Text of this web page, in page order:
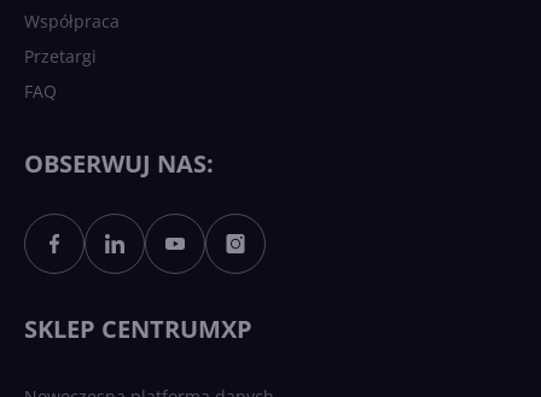
Współpraca
Przetargi
FAQ
OBSERWUJ NAS:
SKLEP CENTRUMXP